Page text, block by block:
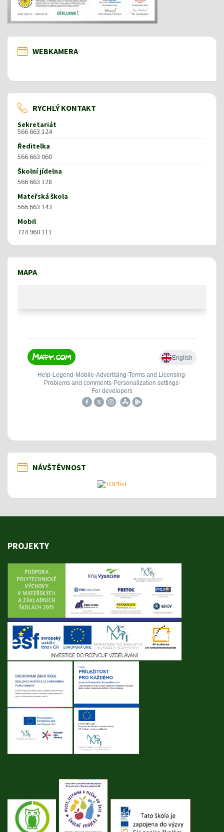
WEBKAMERA
RYCHLÝ KONTAKT
Sekretariát
566 663 124
Ředitelka
566 663 060
Školní jídelna
566 663 128
Mateřská škola
566 663 143
Mobil
724 960 111
MAPA
NÁVŠTĚVNOST
PROJEKTY